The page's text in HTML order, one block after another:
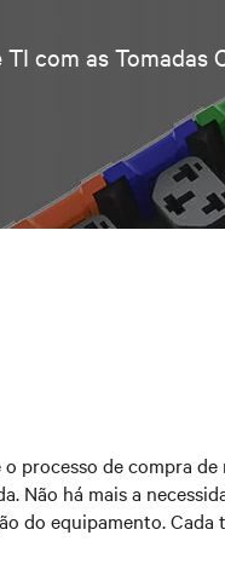
com as Tomadas
processo de compra de
Não há mais a
do equipamento. Cada